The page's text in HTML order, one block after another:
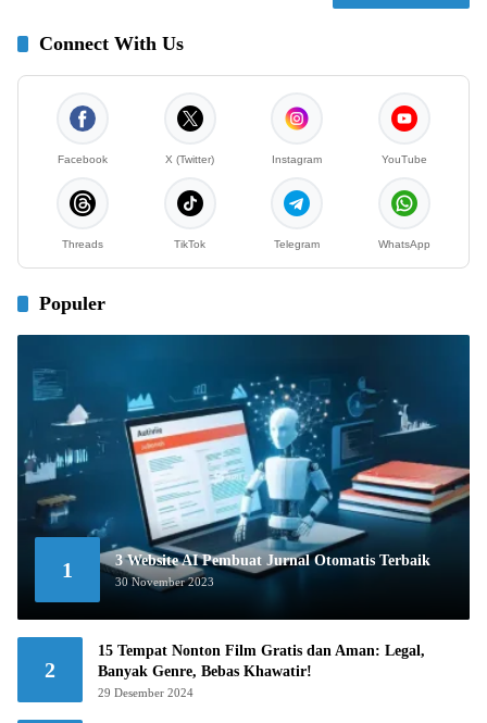
Connect With Us
Facebook X (Twitter) Instagram YouTube
Threads TikTok Telegram WhatsApp
Populer
1 3 Website AI Pembuat Jurnal Otomatis Terbaik
30 November 2023
2
15 Tempat Nonton Film Gratis dan Aman: Legal,
Banyak Genre, Bebas Khawatir!
29 Desember 2024